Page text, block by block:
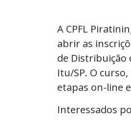
A CPFL
abrir as
de Distribuição
Itu/SP. O
etapas on-line
Interessados